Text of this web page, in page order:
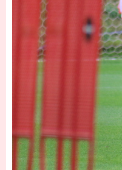
［3219号］特別な覇者へ
［3220号］伝説の王者、黄